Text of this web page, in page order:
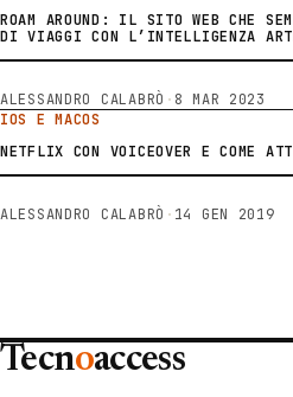
ROAM AROUND: IL SITO WEB CHE
DI VIAGGI CON L’INTELLIGENZA
ALESSANDRO CALABRÒ · 8 MAR 2023
IOS E MACOS
NETFLIX CON VOICEOVER E COME
ALESSANDRO CALABRÒ · 14 GEN 2019
Tecnoaccess